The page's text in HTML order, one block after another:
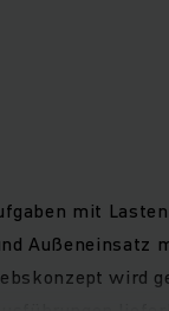
mit
Außeneinsatz
wird